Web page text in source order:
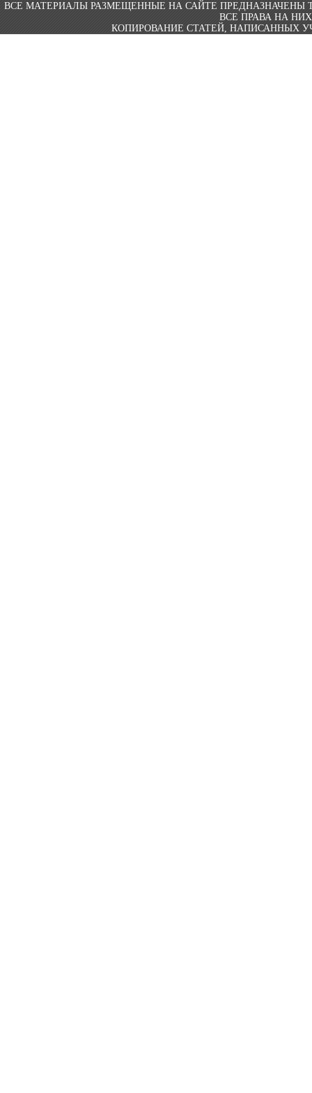
ВСЕ МАТЕРИАЛЫ РАЗМЕЩЕННЫЕ НА САЙТЕ ПРЕДНАЗНАЧЕНЫ
ВСЕ ПРАВА НА
КОПИРОВАНИЕ СТАТЕЙ, НАПИСАННЫХ